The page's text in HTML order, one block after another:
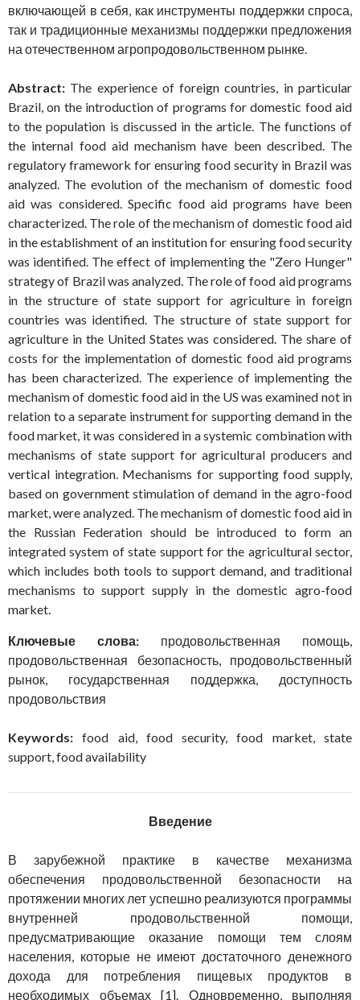
включающей в себя, как инструменты поддержки спроса,
так и традиционные механизмы поддержки предложения
на отечественном агропродовольственном рынке.
Abstract: The experience of foreign countries, in particular
Brazil, on the introduction of programs for domestic food aid
to the population is discussed in the article. The functions of
the internal food aid mechanism have been described. The
regulatory framework for ensuring food security in Brazil was
analyzed. The evolution of the mechanism of domestic food
aid was considered. Specific food aid programs have been
characterized. The role of the mechanism of domestic food aid
in the establishment of an institution for ensuring food security
was identified. The effect of implementing the "Zero Hunger"
strategy of Brazil was analyzed. The role of food aid programs
in the structure of state support for agriculture in foreign
countries was identified. The structure of state support for
agriculture in the United States was considered. The share of
costs for the implementation of domestic food aid programs
has been characterized. The experience of implementing the
mechanism of domestic food aid in the US was examined not in
relation to a separate instrument for supporting demand in the
food market, it was considered in a systemic combination with
mechanisms of state support for agricultural producers and
vertical integration. Mechanisms for supporting food supply,
based on government stimulation of demand in the agro-food
market, were analyzed. The mechanism of domestic food aid in
the Russian Federation should be introduced to form an
integrated system of state support for the agricultural sector,
which includes both tools to support demand, and traditional
mechanisms to support supply in the domestic agro-food
market.
Ключевые слова: продовольственная помощь,
продовольственная безопасность, продовольственный
рынок, государственная поддержка, доступность
продовольствия
Keywords:food aid, food security, food market, state
support, food availability
Введение
В зарубежной практике в качестве механизма
обеспечения продовольственной безопасности на
протяжении многих лет успешно реализуются программы
внутренней продовольственной помощи,
предусматривающие оказание помощи тем слоям
населения, которые не имеют достаточного денежного
дохода для потребления пищевых продуктов в
необходимых объемах [1]. Одновременно, выполняя